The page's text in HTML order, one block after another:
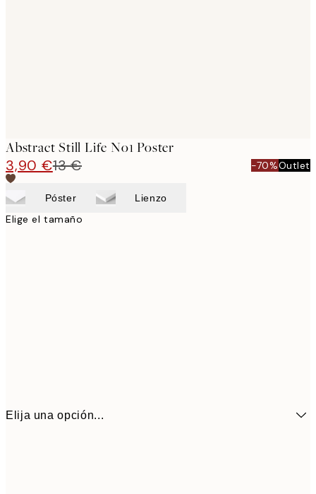
Abstract Still Life No1 Poster
3,90 €13 € -70%Outlet
Póster Lienzo
Elige el tamaño
Elija una opción...